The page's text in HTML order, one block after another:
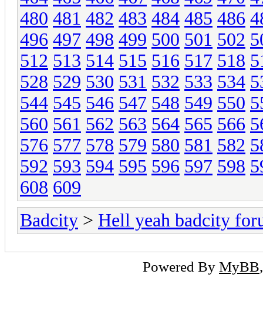
480 481 482 483 484 485 486
496 497 498 499 500 501 502
512 513 514 515 516 517 518
528 529 530 531 532 533 534
544 545 546 547 548 549 550
560 561 562 563 564 565 566
576 577 578 579 580 581 582
592 593 594 595 596 597 598
608 609
Badcity > Hell yeah badcity
Powered By MyBB